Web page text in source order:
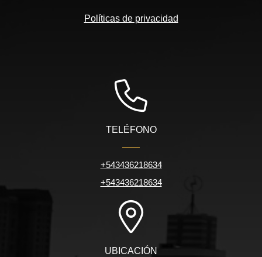
Políticas de privacidad
TELÉFONO
+543436218634
+543436218634
UBICACIÓN